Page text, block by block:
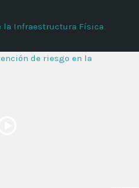
la Infraestructura Física